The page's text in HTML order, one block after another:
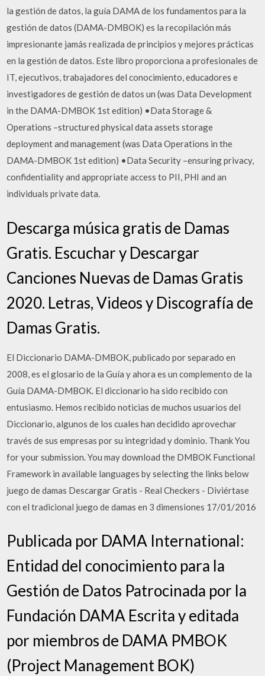
la gestión de datos, la guía DAMA de los fundamentos para la
gestión de datos (DAMA-DMBOK) es la recopilación más
impresionante jamás realizada de principios y mejores prácticas
en la gestión de datos. Este libro proporciona a profesionales de
IT, ejecutivos, trabajadores del conocimiento, educadores e
investigadores de gestión de datos un (was Data Development
in the DAMA-DMBOK 1st edition) •Data Storage &
Operations –structured physical data assets storage
deployment and management (was Data Operations in the
DAMA-DMBOK 1st edition) •Data Security –ensuring privacy,
confidentiality and appropriate access to PII, PHI and an
individuals private data.
Descarga música gratis de Damas
Gratis. Escuchar y Descargar
Canciones Nuevas de Damas Gratis
2020. Letras, Videos y Discografía de
Damas Gratis.
El Diccionario DAMA-DMBOK, publicado por separado en
2008, es el glosario de la Guía y ahora es un complemento de la
Guía DAMA-DMBOK. El diccionario ha sido recibido con
entusiasmo. Hemos recibido noticias de muchos usuarios del
Diccionario, algunos de los cuales han decidido aprovechar
través de sus empresas por su integridad y dominio. Thank You
for your submission. You may download the DMBOK Functional
Framework in available languages by selecting the links below
juego de damas Descargar Gratis - Real Checkers - Diviértase
con el tradicional juego de damas en 3 dimensiones 17/01/2016
Publicada por DAMA International:
Entidad del conocimiento para la
Gestión de Datos Patrocinada por la
Fundación DAMA Escrita y editada
por miembros de DAMA PMBOK
(Project Management BOK)